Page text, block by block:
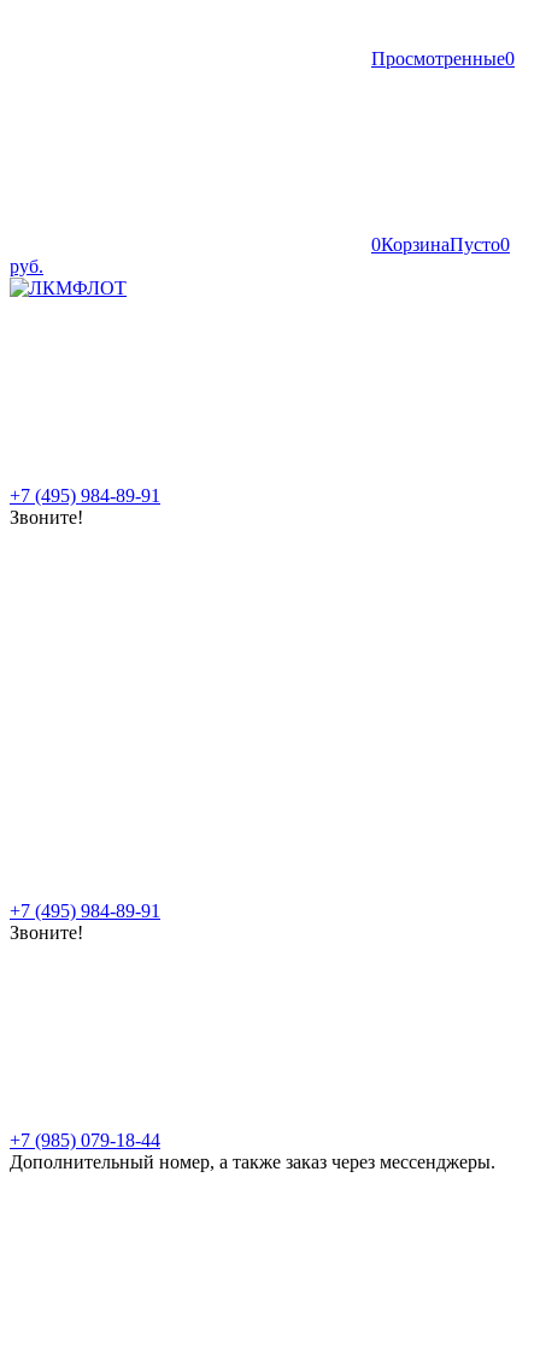
Просмотренные0
0КорзинаПусто0
руб.
+7 (495) 984-89-91
Звоните!
+7 (495) 984-89-91
Звоните!
+7 (985) 079-18-44
Дополнительный номер, а также заказ через мессенджеры.